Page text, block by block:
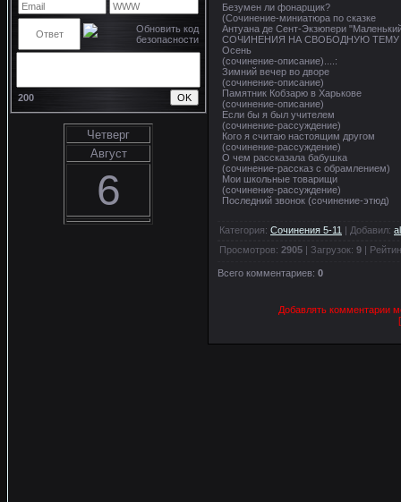
200
Четверг
Август
6
Безумен ли фонарщик?
(Сочинение-миниатюра по сказке
Антуана де Сент-Экзюпери
СОЧИНЕНИЯ НА СВОБОДНУЮ ТЕМУ
Осень
(сочинение-описание)....:
Зимний вечер во дворе
(сочинение-описание)
Памятник Кобзарю в Харькове
(сочинение-описание)
Если бы я был учителем
(сочинение-рассуждение)
Кого я считаю настоящим другом
(сочинение-рассуждение)
О чем рассказала бабушка
(сочинение-рассказ с обрамлением)
Мои школьные товарищи
(сочинение-рассуждение)
Последний звонок (сочинение-этюд)
Категория: Сочинения 5-11 | Добавил:
Просмотров: 2905 | Загрузок: 9 |
Всего комментариев: 0
Добавлять комментарии